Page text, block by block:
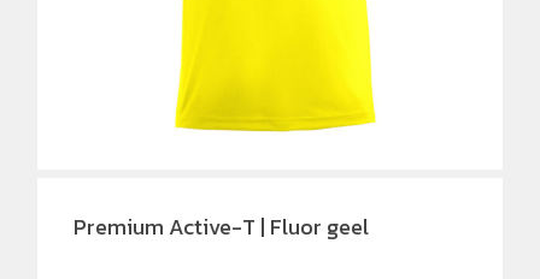
Premium Active-T | Fluor geel